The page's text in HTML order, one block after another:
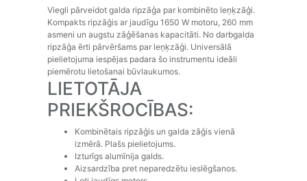
Viegli pārveidot galda ripzāģa par kombinēto leņķzāģi.
Kompakts ripzāģis ar jaudīgu 1650 W motoru, 260 mm
asmeni un augstu zāģēšanas kapacitāti. No darbgalda
ripzāģa ērti pārvēršams par leņķzāģi. Universālā
pielietojuma iespējas padara šo instrumentu ideāli
piemērotu lietošanai būvlaukumos.
LIETOTĀJA
PRIEKŠROCĪBAS:
Kombinētais ripzāģis un galda zāģis vienā
izmērā. Plašs pielietojums.
Izturīgs alumīnija galds.
Aizsardzība pret neparedzētu ieslēgšanos.